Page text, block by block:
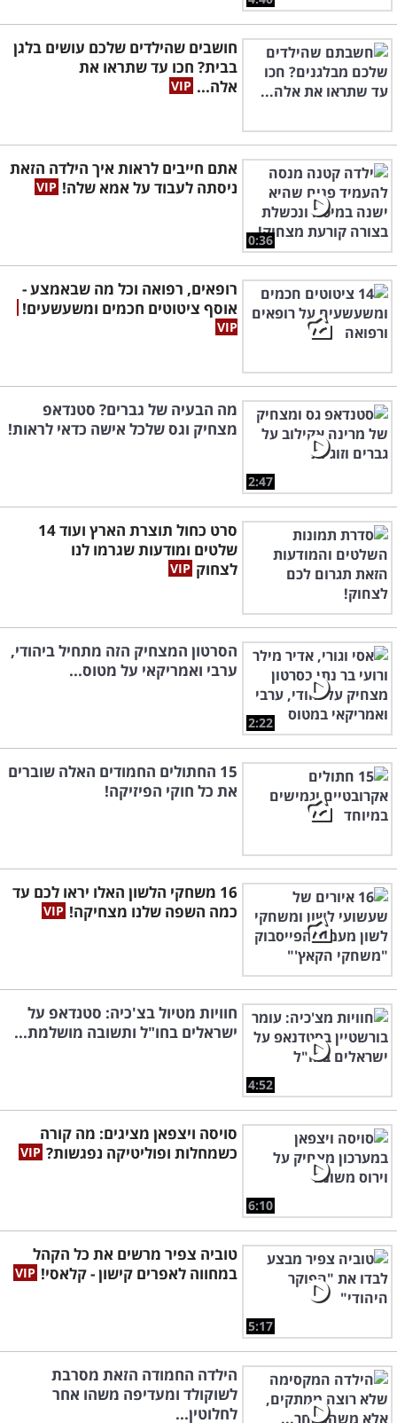
חושבים שהילדים שלכם עושים בלגן
בבית? חכו עד שתראו את
אלה...
0:36
אתם חייבים לראות איך הילדה הזאת
ניסתה לעבוד על אמא שלה!
רופאים, רפואה וכל מה שבאמצע -
אוסף ציטוטים חכמים ומשעשעים!
2:47
מה הבעיה של גברים? סטנדאפ
מצחיק וגס שלכל אישה כדאי לראות!
סרט כחול תוצרת הארץ ועוד 14
שלטים ומודעות שגרמו לנו
לצחוק
2:22
הסרטון המצחיק הזה מתחיל ביהודי,
ערבי ואמריקאי על מטוס...
15 החתולים החמודים האלה שוברים
את כל חוקי הפיזיקה!
16 משחקי הלשון האלו יראו לכם עד
כמה השפה שלנו מצחיקה!
4:52
חוויות מטיול בצ'כיה: סטנדאפ על
ישראלים בחו"ל ותשובה מושלמת...
6:10
סויסה ויצפאן מציגים: מה קורה
כשמחלות ופוליטיקה נפגשות?
5:17
טוביה צפיר מרשים את כל הקהל
במחווה לאפרים קישון - קלאסי!
הילדה החמודה הזאת מסרבת
לשוקולד ומעדיפה משהו אחר
לחלוטין...